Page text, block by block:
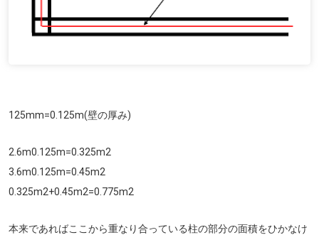
125mm=0.125m(壁の厚み)
2.6m0.125m=0.325m2
3.6m0.125m=0.45m2
0.325m2+0.45m2=0.775m2
本来であればここから重なり合っている柱の部分の面積をひかなけ